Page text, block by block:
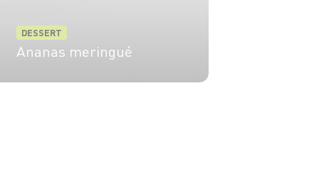
DESSERT
Ananas meringué